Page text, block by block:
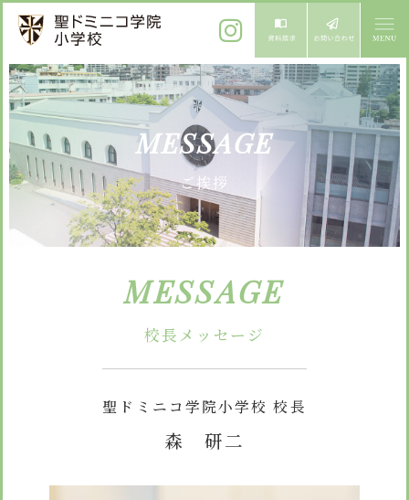
ご挨拶
校長メッセージ
先生からメッセージ
教育方針
教育方針 心・礼・知
心の育成
募集案内
諸届出用紙
検定合格、入賞・入選
安心・安全
サイトマップ
MESSAGE
ご挨拶
MESSAGE
校長メッセージ
聖ドミニコ学院小学校 校長
森 研二